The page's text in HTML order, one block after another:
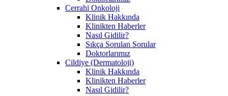
Cerrahi Onkoloji
Klinik Hakkında
Klinikten Haberler
Nasıl Gidilir?
Sıkça Sorulan Sorular
Doktorlarımız
Cildiye (Dermatoloji)
Klinik Hakkında
Klinikten Haberler
Nasıl Gidilir?